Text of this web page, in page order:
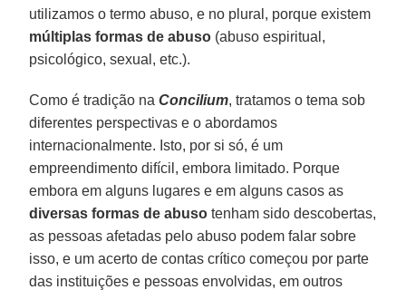
utilizamos o termo abuso, e no plural, porque existem
múltiplas formas de abuso (abuso espiritual,
psicológico, sexual, etc.).
Como é tradição naConcilium, tratamos o tema sob
diferentes perspectivas e o abordamos
internacionalmente. Isto, por si só, é um
empreendimento difícil, embora limitado. Porque
embora em alguns lugares e em alguns casos as
diversas formas de abuso tenham sido descobertas,
as pessoas afetadas pelo abuso podem falar sobre
isso, e um acerto de contas crítico começou por parte
das instituições e pessoas envolvidas, em outros